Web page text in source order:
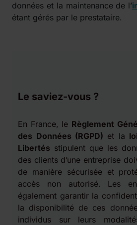
données et la maintenance de l’
étant gérés par le prestataire.
Le saviez-vous ?
En France, le Règlement
des Données (RGPD) et la
Libertés stipulent que les
des clients d’une entreprise
de manière sécurisée et
accès non autorisé. Les
également garantir la
la disponibilité de ces
individus sur leurs